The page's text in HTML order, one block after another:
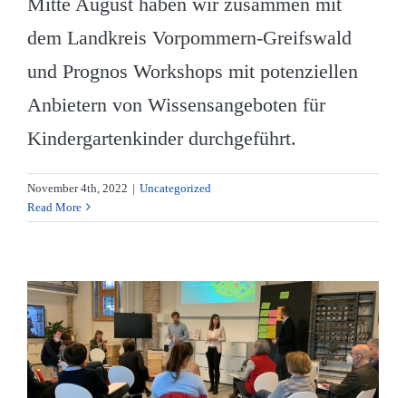
dem Landkreis Vorpommern-Greifswald
und Prognos Workshops mit potenziellen
Anbietern von Wissensangeboten für
Kindergartenkinder durchgeführt.
November 4th, 2022 | Uncategorized
Read More